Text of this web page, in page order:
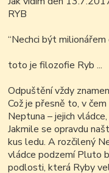
RYB
“Nechci být milionářem
toto je filozofie Ryb ...
Odpuštění vždy
Což je přesně to, v
Neptuna – jejich
Jakmile se opravdu
kus ledu. A rozčilený
vládce podzemí Pluto
podlosti, která Ryby